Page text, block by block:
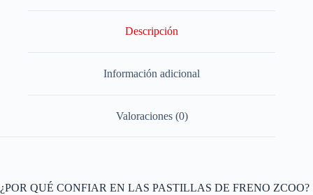
Descripción
Información adicional
Valoraciones (0)
¿POR QUÉ CONFIAR EN LAS PASTILLAS DE FRENO ZCOO?